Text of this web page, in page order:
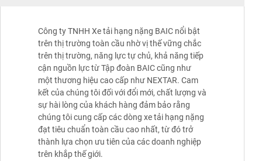
Công ty TNHH Xe tải hạng nặng BAIC nổi bật
trên thị trường toàn cầu nhờ vị thế vững chắc
trên thị trường, năng lực tự chủ, khả năng tiếp
cận nguồn lực từ Tập đoàn BAIC cũng như
một thương hiệu cao cấp như NEXTAR. Cam
kết của chúng tôi đối với đổi mới, chất lượng và
sự hài lòng của khách hàng đảm bảo rằng
chúng tôi cung cấp các dòng xe tải hạng nặng
đạt tiêu chuẩn toàn cầu cao nhất, từ đó trở
thành lựa chọn ưu tiên của các doanh nghiệp
trên khắp thế giới.